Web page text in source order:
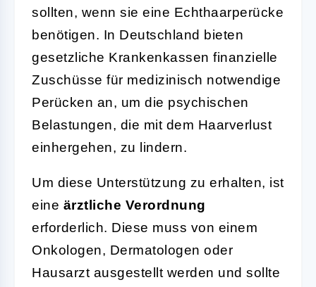
sollten, wenn sie eine Echthaarperücke
benötigen. In Deutschland bieten
gesetzliche Krankenkassen finanzielle
Zuschüsse für medizinisch notwendige
Perücken an, um die psychischen
Belastungen, die mit dem Haarverlust
einhergehen, zu lindern.
Um diese Unterstützung zu erhalten, ist
eine ärztliche Verordnung
erforderlich. Diese muss von einem
Onkologen, Dermatologen oder
Hausarzt ausgestellt werden und sollte